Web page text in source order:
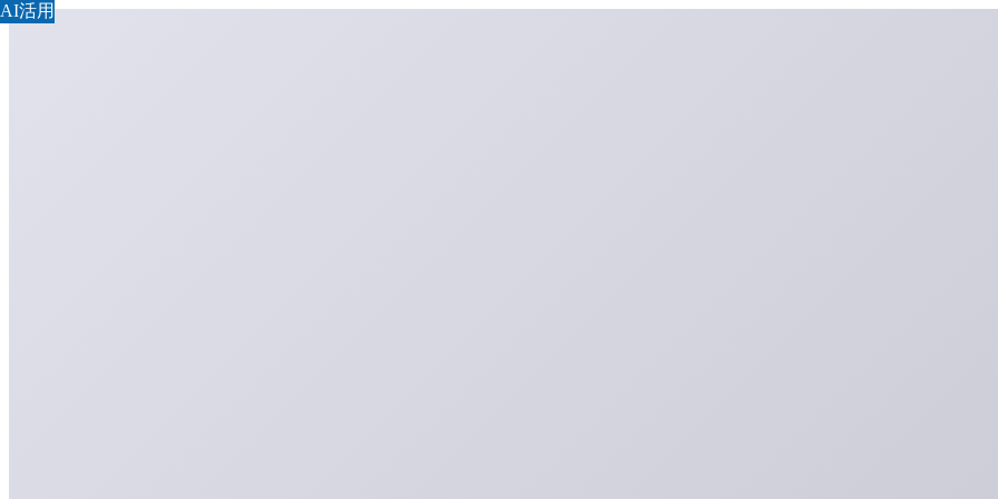
AI活用
AI活用
AI活用
AI活用
AI活用
AI活用
AI活用
AI活用
AI活用